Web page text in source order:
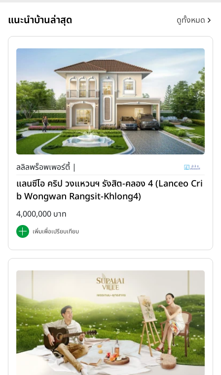
แนะนำบ้านล่าสุด ดูทั้งหมด
ลลิลพร็อพเพอร์ตี้ |
แลนซีโอ คริป วงแหวนฯ รังสิต-คลอง 4 (Lanceo Cri
b Wongwan Rangsit-Khlong4)
4,000,000 บาท
เพิ่มเพื่อเปรียบเทียบ